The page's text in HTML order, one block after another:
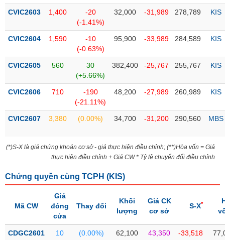
yết
bổ
Hủy
yết
dõi
biệt
ký
Danh
mục
phiếu
chi
CVIC2603 1,400
-20
(-1.41%)
32,000 -31,989 278,789 KIS
CVIC2604 1,590
-10
(-0.63%)
95,900 -33,989 284,589 KIS
CVIC2605 560
30
(+5.66%)
382,400 -25,767 255,767 KIS
CVIC2606 710
-190
(-21.11%)
48,200 -27,989 260,989 KIS
CVIC2607 3,380 (0.00%) 34,700 -31,200 290,560 MBS
(*)S-X là giá chứng khoán cơ sở - giá thực hiện điều chỉnh; (**)Hòa vốn = Giá
thực hiện điều chỉnh + Giá CW * Tỷ lệ chuyển đổi điều chỉnh
Chứng quyền cùng TCPH (KIS)
Mã CW
Giá
đóng
cửa
Thay đổi
Khối
lượng
Giá CK
cơ sở
S-X*
CDGC2601 10 (0.00%) 62,100 43,350 -33,518
TRÁI
PHIẾU
CÔNG
CỤ
TƯ
XUẤT
LIỆU
TIN